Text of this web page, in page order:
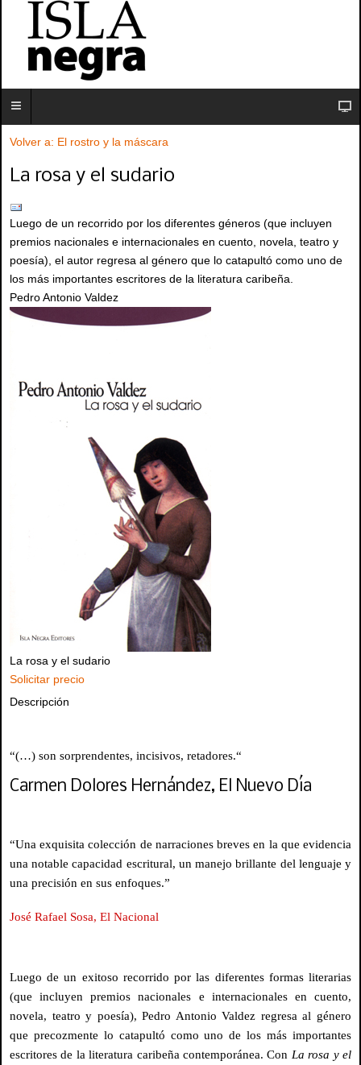
Volver a: El rostro y la máscara
La rosa y el sudario
Luego de un recorrido por los diferentes géneros (que incluyen
premios nacionales e internacionales en cuento, novela, teatro y
poesía), el autor regresa al género que lo catapultó como uno de
los más importantes escritores de la literatura caribeña.
Pedro Antonio Valdez
La rosa y el sudario
Solicitar precio
Descripción
“(…) son sorprendentes, incisivos, retadores.“
Carmen Dolores Hernández, El Nuevo Día
“Una exquisita colección de narraciones breves en la que evidencia
una notable capacidad escritural, un manejo brillante del lenguaje y
una precisión en sus enfoques.”
José Rafael Sosa, El Nacional
Luego de un exitoso recorrido por las diferentes formas literarias
(que incluyen premios nacionales e internacionales en cuento,
novela, teatro y poesía), Pedro Antonio Valdez regresa al género
que precozmente lo catapultó como uno de los más importantes
escritores de la literatura caribeña contemporánea. Con La rosa y el